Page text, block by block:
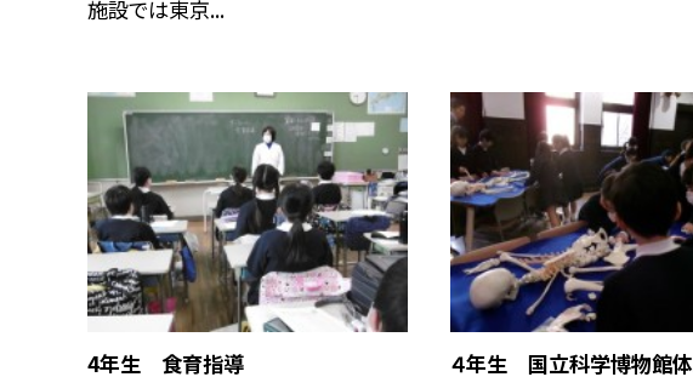
施設では東京...
4年生 食育指導 ４年生 国立科学博物館